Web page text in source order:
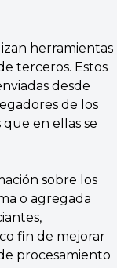
herramientas
terceros. Estos
desde
de los
que en ellas se
sobre los
o agregada
fin de mejorar
procesamiento